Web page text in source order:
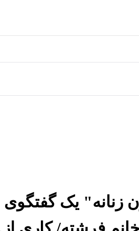
زنانه" یک